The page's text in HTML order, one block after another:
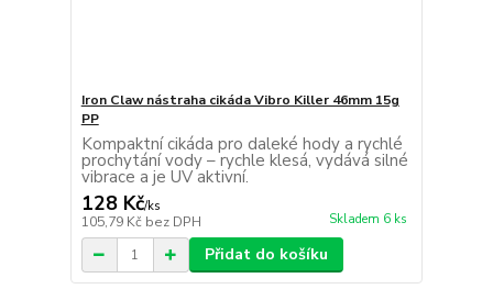
Iron Claw nástraha cikáda Vibro Killer 46mm 15g
PP
Kompaktní cikáda pro daleké hody a rychlé
prochytání vody – rychle klesá, vydává silné
vibrace a je UV aktivní.
128 Kč/ks
105,79 Kč bez DPH Skladem 6 ks
Přidat do košíku